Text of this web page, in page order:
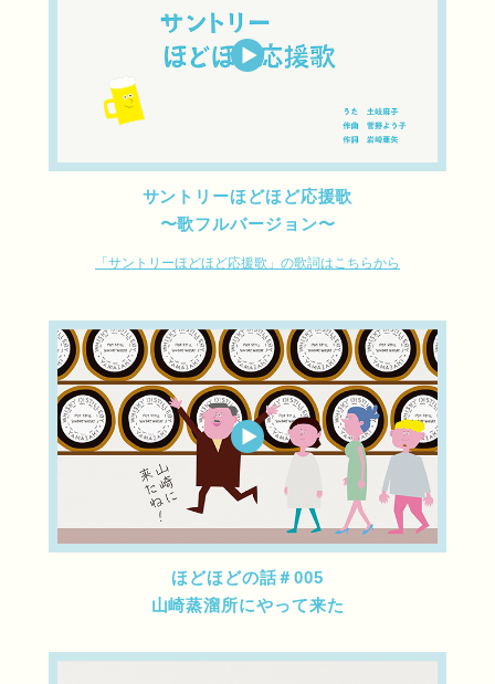
サントリーほどほど応援歌
〜歌フルバージョン〜
「サントリーほどほど応援歌」の歌詞はこちらから
ほどほどの話＃005
山崎蒸溜所にやって来た